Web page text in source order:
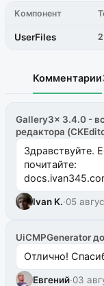
Компонент
UserFiles
Комментарии
Gallery3x 3.4.0 -
редактора
Здравствуйте.
почитайте:
ms2galleryphp
Ivan K.·05
UiCMPGenerator
Отлично!
Евгений·03